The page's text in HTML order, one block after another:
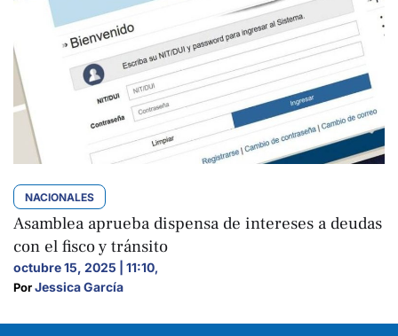
NACIONALES
Asamblea aprueba dispensa de intereses a deudas
con el fisco y tránsito
octubre 15, 2025 | 11:10,
Por Jessica García